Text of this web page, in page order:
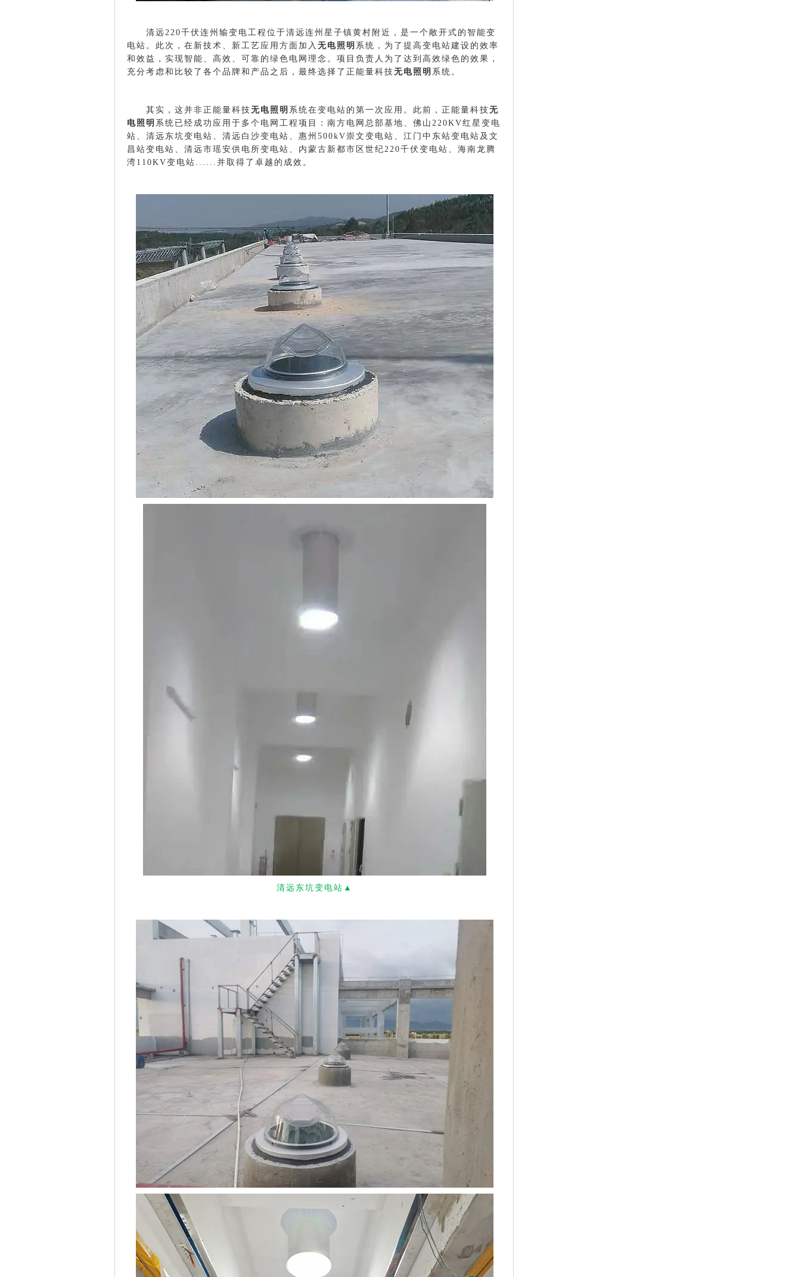
清远220千伏连州输变电工程位于清远连州星子镇黄村附近，是一个敞开式的智能变
电站。 此次，在新技术、新工艺应用方面 加入 无电照明 系统 ，为了提高变电站建设的效率
和效益，实现智能、高效、可靠的绿色电网理念。 项目负责人为了达到高效绿色的效果，
充分考虑和比较了各个品牌和产品之后，最终选择了正能量科技无电照明 系统。
其实，这并非正能量科技无电照明 系统在变电站的第一次应用。此前，正能量科技无
电照明 系统已经成功应用于多个电网工程项目：南方电网总部基地、佛山220KV红星变电
站、清远东坑变电站、清远白 沙变电站、惠州500kV崇文变电站、江门中东站变电站及文
昌站变电站、清远市瑶安供电所变电站、内蒙古新都市区世纪220千伏变电站、海南龙腾
湾110KV变电站......并取得了卓越的成效。
清远东坑变电站▲